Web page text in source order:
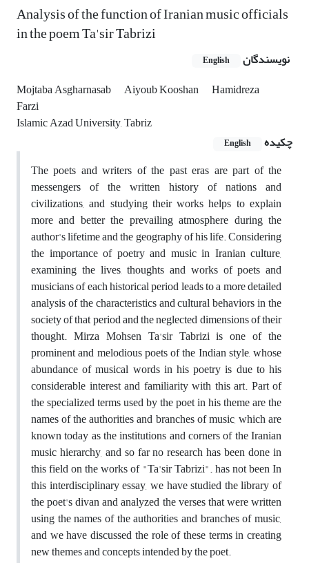
Analysis of the function of Iranian music officials
in the poem Ta'sir Tabrizi
نویسندگان English
Mojtaba Asgharnasab Aiyoub Kooshan
Hamidreza
Farzi
Islamic Azad University, Tabriz
چکیده
English
The poets and writers of the past eras are part of the
messengers of the written history of nations and
civilizations, and studying their works helps to explain
more and better the prevailing atmosphere during the
author's lifetime and the geography of his life. Considering
the importance of poetry and music in Iranian culture,
examining the lives, thoughts and works of poets and
musicians of each historical period leads to a more detailed
analysis of the characteristics and cultural behaviors in the
society of that period and the neglected dimensions of their
thought. Mirza Mohsen Ta'sir Tabrizi is one of the
prominent and melodious poets of the Indian style, whose
abundance of musical words in his poetry is due to his
considerable interest and familiarity with this art. Part of
the specialized terms used by the poet in his theme are the
names of the authorities and branches of music, which are
known today as the institutions and corners of the Iranian
music hierarchy, and so far no research has been done in
this field on the works of "Ta'sir Tabrizi". has not been In
this interdisciplinary essay, we have studied the library of
the poet's divan and analyzed the verses that were written
using the names of the authorities and branches of music,
and we have discussed the role of these terms in creating
new themes and concepts intended by the poet.